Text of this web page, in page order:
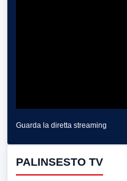
Guarda la diretta streaming
PALINSESTO TV